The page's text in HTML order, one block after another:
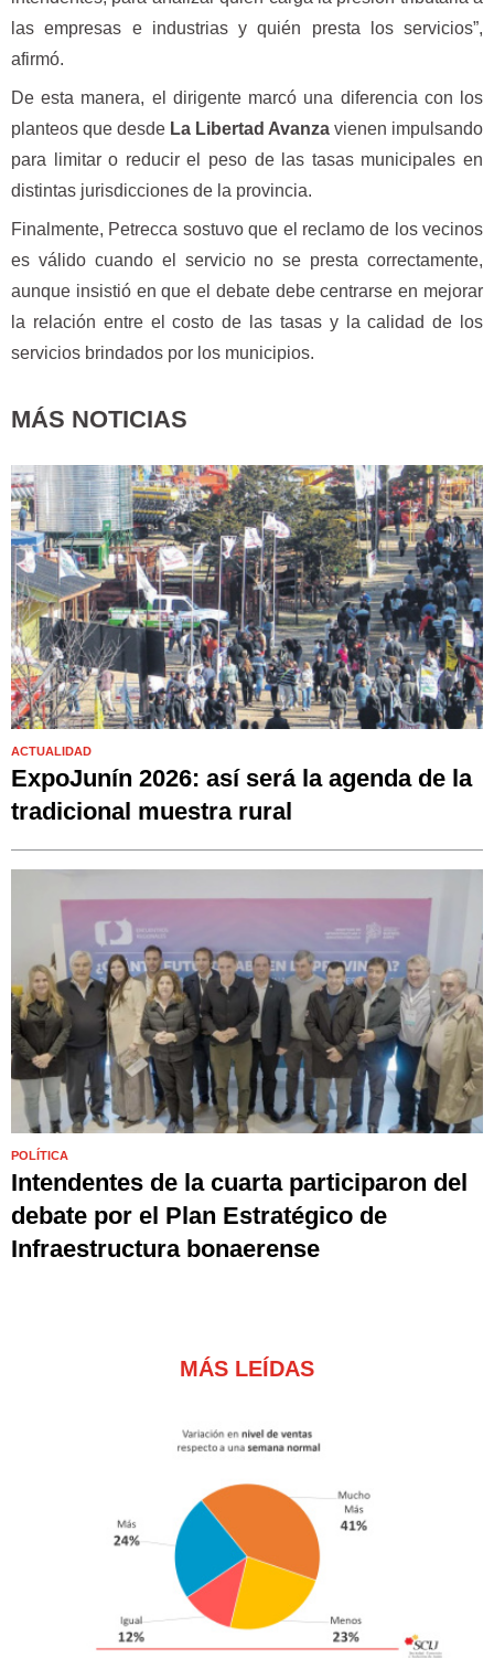
las empresas e industrias y quién presta los servicios”,
afirmó.
De esta manera, el dirigente marcó una diferencia con los
planteos que desde La Libertad Avanza vienen impulsando
para limitar o reducir el peso de las tasas municipales en
distintas jurisdicciones de la provincia.
Finalmente, Petrecca sostuvo que el reclamo de los vecinos
es válido cuando el servicio no se presta correctamente,
aunque insistió en que el debate debe centrarse en mejorar
la relación entre el costo de las tasas y la calidad de los
servicios brindados por los municipios.
MÁS NOTICIAS
ACTUALIDAD
ExpoJunín 2026: así será la agenda de la
tradicional muestra rural
POLÍTICA
Intendentes de la cuarta participaron del
debate por el Plan Estratégico de
Infraestructura bonaerense
MÁS LEÍDAS